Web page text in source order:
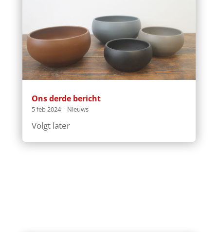
Ons derde bericht
5 feb 2024| Nieuws
Volgt later